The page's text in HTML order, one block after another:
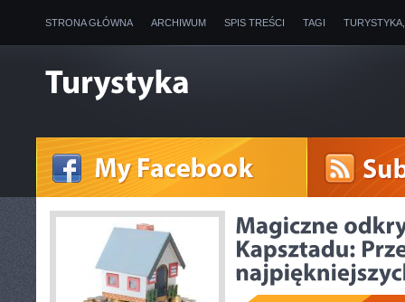
STRONA GŁÓWNA ARCHIWUM SPIS TREŚCI TAGI